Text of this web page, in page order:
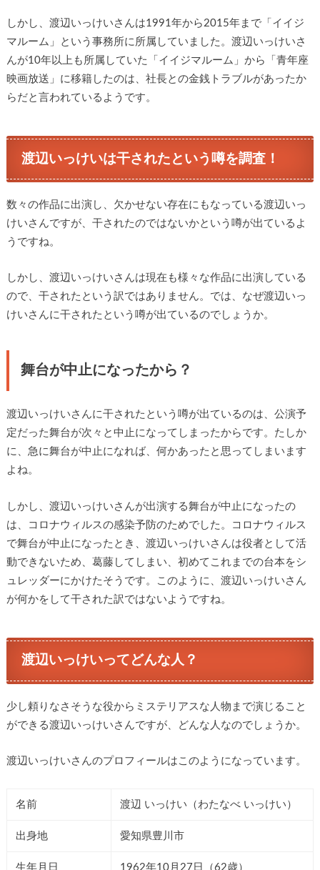
しかし、渡辺いっけいさんは1991年から2015年まで「イイジ
マルーム」という事務所に所属していました。渡辺いっけいさ
んが10年以上も所属していた「イイジマルーム」から「青年座
映画放送」に移籍したのは、社長との金銭トラブルがあったか
らだと言われているようです。
渡辺いっけいは干されたという噂を調査！
数々の作品に出演し、欠かせない存在にもなっている渡辺いっ
けいさんですが、干されたのではないかという噂が出ているよ
うですね。
しかし、渡辺いっけいさんは現在も様々な作品に出演している
ので、干されたという訳ではありません。では、なぜ渡辺いっ
けいさんに干されたという噂が出ているのでしょうか。
舞台が中止になったから？
渡辺いっけいさんに干されたという噂が出ているのは、公演予
定だった舞台が次々と中止になってしまったからです。たしか
に、急に舞台が中止になれば、何かあったと思ってしまいます
よね。
しかし、渡辺いっけいさんが出演する舞台が中止になったの
は、コロナウィルスの感染予防のためでした。コロナウィルス
で舞台が中止になったとき、渡辺いっけいさんは役者として活
動できないため、葛藤してしまい、初めてこれまでの台本をシ
ュレッダーにかけたそうです。このように、渡辺いっけいさん
が何かをして干された訳ではないようですね。
渡辺いっけいってどんな人？
少し頼りなさそうな役からミステリアスな人物まで演じること
ができる渡辺いっけいさんですが、どんな人なのでしょうか。
渡辺いっけいさんのプロフィールはこのようになっています。
名前 渡辺 いっけい（わたなべ いっけい）
出身地 愛知県豊川市
生年月日 1962年10月27日（62歳）